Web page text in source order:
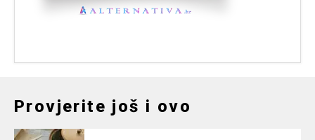
Provjerite još i ovo